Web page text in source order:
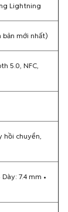
Lightning
bản mới nhất)
5.0, NFC,
hồi chuyển,
Dày: 7.4 mm •